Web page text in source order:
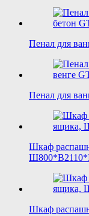
Пенал для
Пенал для
Шкаф
Шкаф